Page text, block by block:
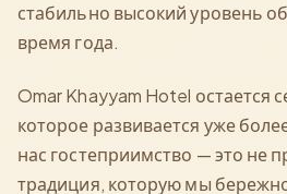
стабильно высокий уровень
время года.
Omar Khayyam Hotel остается
которое развивается уже
нас гостеприимство — это не
традиция, которую мы